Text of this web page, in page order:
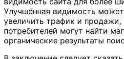
Улучшенная видимость
увеличить трафик и продажи,
потребителей могут найти
органические результаты